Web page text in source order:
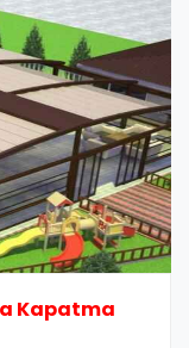
Kapatma